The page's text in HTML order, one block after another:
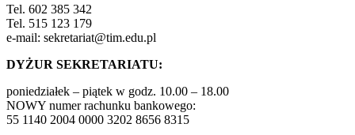
Tel. 602 385 342
Tel. 515 123 179
e-mail: sekretariat@tim.edu.pl
DYŻUR SEKRETARIATU:
poniedziałek – piątek w godz. 10.00 – 18.00
NOWY numer rachunku bankowego:
55 1140 2004 0000 3202 8656 8315